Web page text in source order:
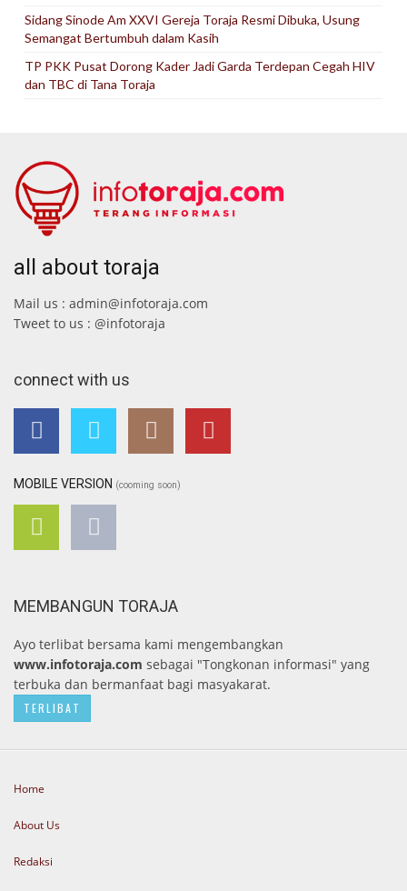
Sidang Sinode Am XXVI Gereja Toraja Resmi Dibuka, Usung
Semangat Bertumbuh dalam Kasih
TP PKK Pusat Dorong Kader Jadi Garda Terdepan Cegah HIV
dan TBC di Tana Toraja
all about toraja
Mail us : admin@infotoraja.com
Tweet to us : @infotoraja
connect with us
MOBILE VERSION (cooming soon)
MEMBANGUN TORAJA
Ayo terlibat bersama kami mengembangkan
www.infotoraja.com sebagai "Tongkonan informasi" yang
terbuka dan bermanfaat bagi masyakarat.
TERLIBAT
Home
About Us
Redaksi